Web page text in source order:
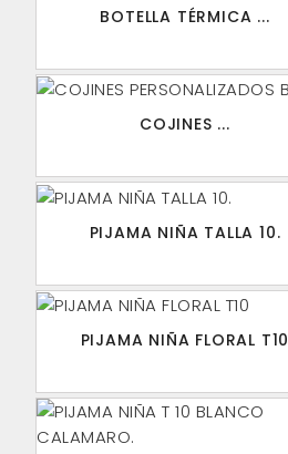
BOTELLA TÉRMICA ...
COJINES ...
PIJAMA NIÑA TALLA 10.
PIJAMA NIÑA FLORAL T10